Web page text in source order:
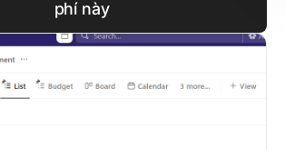
phí này